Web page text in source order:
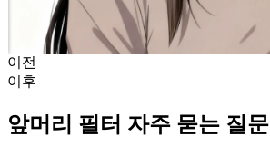
이전
이후
앞머리 필터 자주 묻는 질문